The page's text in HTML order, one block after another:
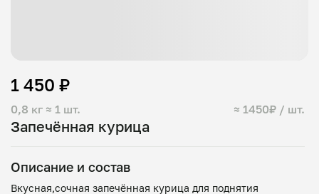
Запечённая курица
0,8 кг ≈ 1 шт. ≈ 1450₽ / шт.
1 450 ₽
Описание и состав
Вкусная,сочная запечённая курица для поднятия